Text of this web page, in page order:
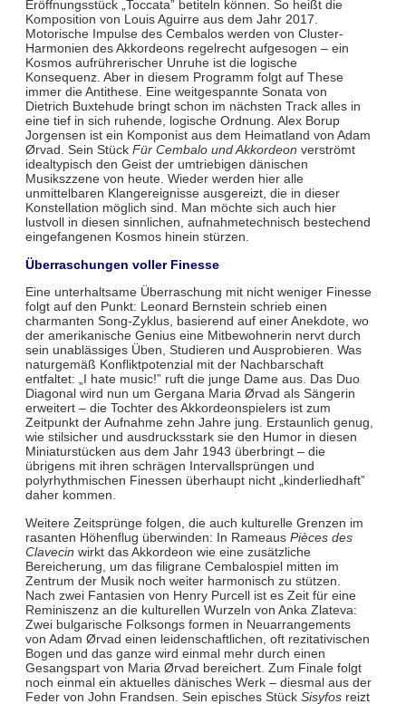
Eröffnungsstück „Toccata” betiteln können. So heißt die
Komposition von Louis Aguirre aus dem Jahr 2017.
Motorische Impulse des Cembalos werden von Cluster-
Harmonien des Akkordeons regelrecht aufgesogen – ein
Kosmos aufrührerischer Unruhe ist die logische
Konsequenz. Aber in diesem Programm folgt auf These
immer die Antithese. Eine weitgespannte Sonata von
Dietrich Buxtehude bringt schon im nächsten Track alles in
eine tief in sich ruhende, logische Ordnung. Alex Borup
Jorgensen ist ein Komponist aus dem Heimatland von Adam
Ørvad. Sein Stück Für Cembalo und Akkordeon verströmt
idealtypisch den Geist der umtriebigen dänischen
Musikszzene von heute. Wieder werden hier alle
unmittelbaren Klangereignisse ausgereizt, die in dieser
Konstellation möglich sind. Man möchte sich auch hier
lustvoll in diesen sinnlichen, aufnahmetechnisch bestechend
eingefangenen Kosmos hinein stürzen.
Überraschungen voller Finesse
Eine unterhaltsame Überraschung mit nicht weniger Finesse
folgt auf den Punkt: Leonard Bernstein schrieb einen
charmanten Song-Zyklus, basierend auf einer Anekdote, wo
der amerikanische Genius eine Mitbewohnerin nervt durch
sein unablässiges Üben, Studieren und Ausprobieren. Was
naturgemäß Konfliktpotenzial mit der Nachbarschaft
entfaltet: „I hate music!” ruft die junge Dame aus. Das Duo
Diagonal wird nun um Gergana Maria Ørvad als Sängerin
erweitert – die Tochter des Akkordeonspielers ist zum
Zeitpunkt der Aufnahme zehn Jahre jung. Erstaunlich genug,
wie stilsicher und ausdrucksstark sie den Humor in diesen
Miniaturstücken aus dem Jahr 1943 überbringt – die
übrigens mit ihren schrägen Intervallsprüngen und
polyrhythmischen Finessen überhaupt nicht „kinderliedhaft”
daher kommen.
Weitere Zeitsprünge folgen, die auch kulturelle Grenzen im
rasanten Höhenflug überwinden: In Rameaus Pièces des
Clavecin wirkt das Akkordeon wie eine zusätzliche
Bereicherung, um das filigrane Cembalospiel mitten im
Zentrum der Musik noch weiter harmonisch zu stützen.
Nach zwei Fantasien von Henry Purcell ist es Zeit für eine
Reminiszenz an die kulturellen Wurzeln von Anka Zlateva:
Zwei bulgarische Folksongs formen in Neuarrangements
von Adam Ørvad einen leidenschaftlichen, oft rezitativischen
Bogen und das ganze wird einmal mehr durch einen
Gesangspart von Maria Ørvad bereichert. Zum Finale folgt
noch einmal ein aktuelles dänisches Werk – diesmal aus der
Feder von John Frandsen. Sein episches Stück Sisyfosreizt